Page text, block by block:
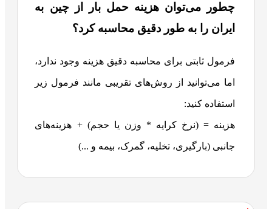
چطور می‌توان هزینه حمل بار از چین به
ایران را به طور دقیق محاسبه کرد؟
فرمول ثابتی برای محاسبه دقیق هزینه وجود ندارد،
اما می‌توانید از روش‌های تقریبی مانند فرمول زیر
استفاده کنید:
هزینه = (نرخ کرایه * وزن یا حجم) + هزینه‌های
جانبی (بارگیری، تخلیه، گمرک، بیمه و ...)